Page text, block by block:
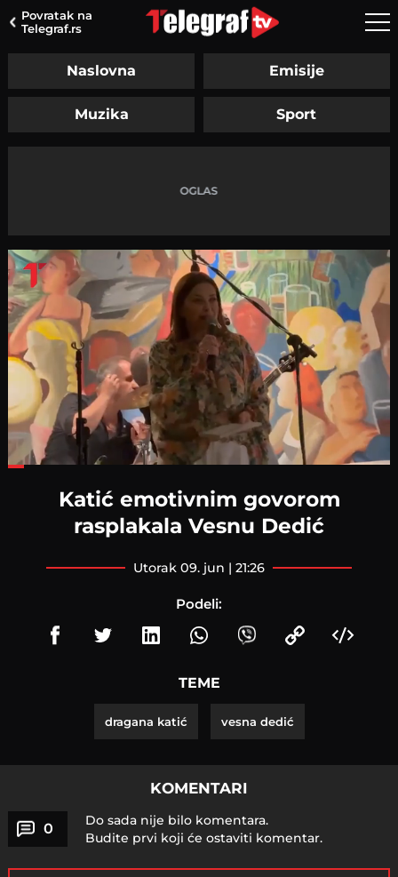
Povratak na
Telegraf.rs
Naslovna Emisije
Muzika Sport
Katić emotivnim govorom
rasplakala Vesnu Dedić
utorak 09. jun | 21:26
Podeli:
TEME
dragana katić vesna dedić
KOMENTARI
0
Do sada nije bilo komentara.
Budite prvi koji će ostaviti komentar.